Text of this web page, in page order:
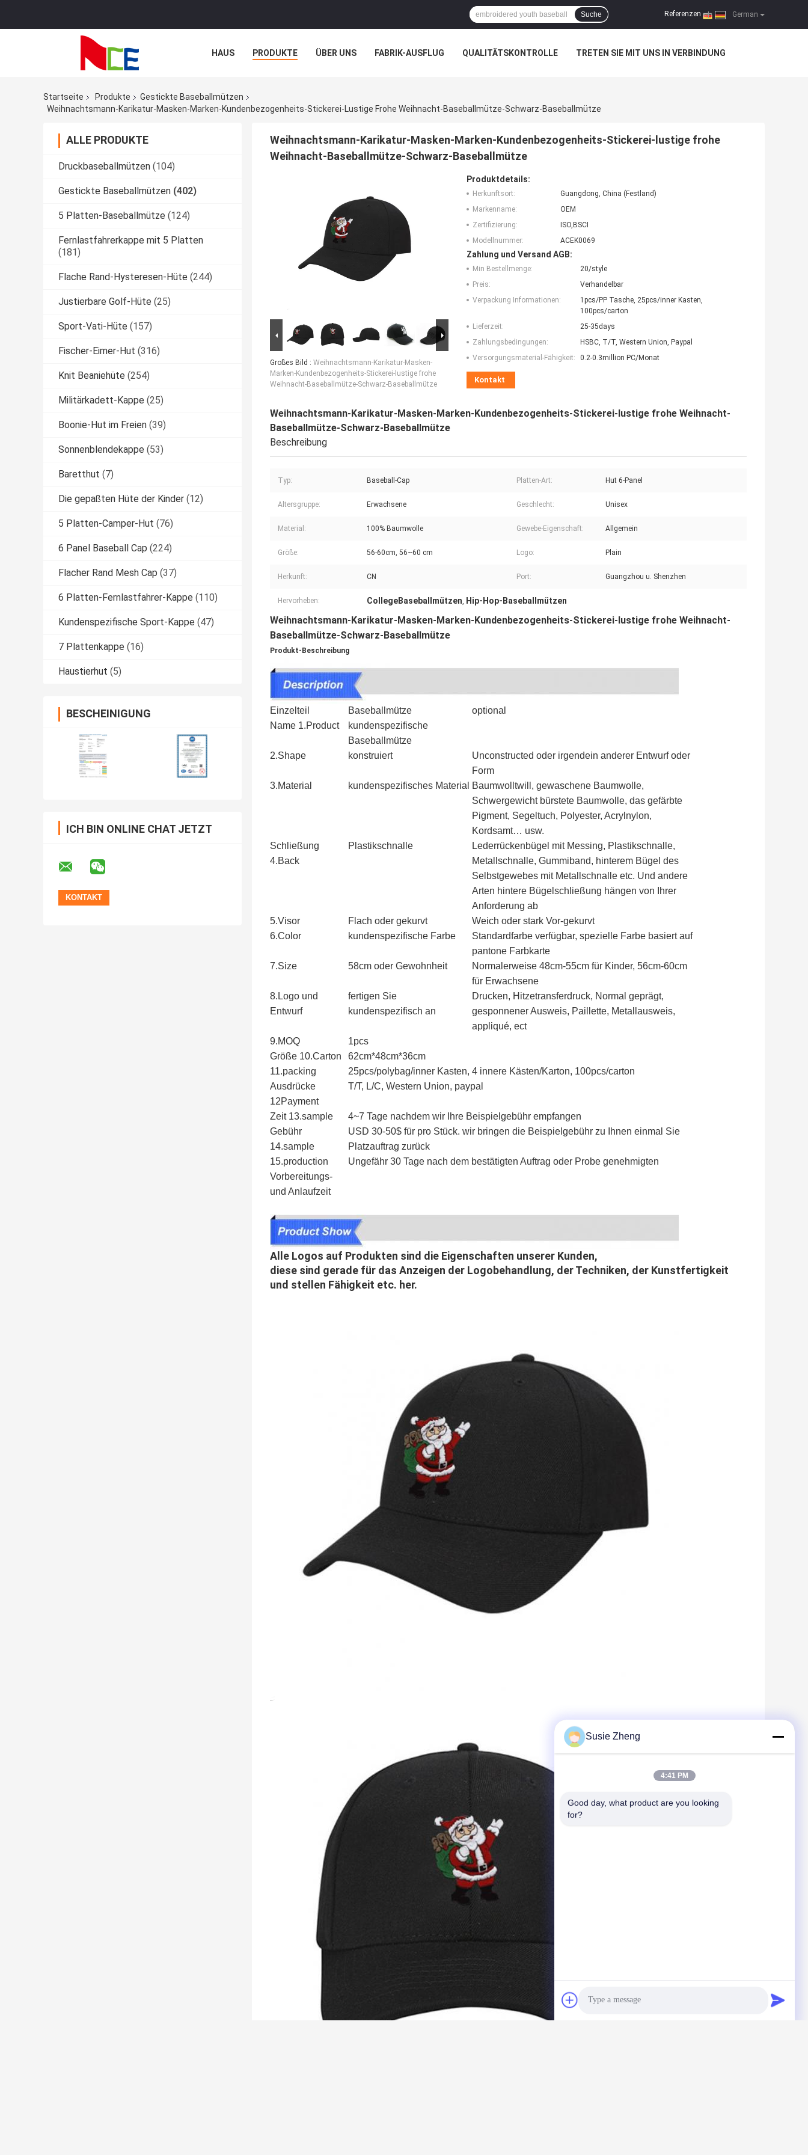
German
Referenzen |
Suche
HAUS PRODUKTE ÜBER UNS FABRIK-AUSFLUG QUALITÄTSKONTROLLE TRETEN SIE MIT UNS IN VERBINDUNG
Startseite
Produkte
Gestickte Baseballmützen
Weihnachtsmann-Karikatur-Masken-Marken-Kundenbezogenheits-Stickerei-Lustige Frohe Weihnacht-Baseballmütze-Schwarz-Baseballmütze
ALLE PRODUKTE
Druckbaseballmützen (104)
Gestickte Baseballmützen (402)
5 Platten-Baseballmütze (124)
Fernlastfahrerkappe mit 5 Platten
(181)
Flache Rand-Hysteresen-Hüte (244)
Justierbare Golf-Hüte (25)
Sport-Vati-Hüte (157)
Fischer-Eimer-Hut (316)
Knit Beaniehüte (254)
Militärkadett-Kappe (25)
Boonie-Hut im Freien (39)
Sonnenblendekappe (53)
Baretthut (7)
Die gepaßten Hüte der Kinder (12)
5 Platten-Camper-Hut (76)
6 Panel Baseball Cap (224)
Flacher Rand Mesh Cap (37)
6 Platten-Fernlastfahrer-Kappe (110)
Kundenspezifische Sport-Kappe (47)
7 Plattenkappe (16)
Haustierhut (5)
BESCHEINIGUNG
ICH BIN ONLINE CHAT JETZT
Weihnachtsmann-Karikatur-Masken-Marken-Kundenbezogenheits-Stickerei-lustige frohe
Weihnacht-Baseballmütze-Schwarz-Baseballmütze
Großes Bild : Weihnachtsmann-Karikatur-Masken-
Marken-Kundenbezogenheits-Stickerei-lustige frohe
Weihnacht-Baseballmütze-Schwarz-Baseballmütze
Produktdetails:
Herkunftsort:
Guangdong, China (Festland)
Markenname:
OEM
Zertifizierung:
ISO,BSCI
Modellnummer:
ACEK0069
Zahlung und Versand AGB:
Min Bestellmenge:
20/style
Preis:
Verhandelbar
Verpackung Informationen:
1pcs/PP Tasche, 25pcs/inner Kasten,
100pcs/carton
Lieferzeit:
25-35days
Zahlungsbedingungen:
HSBC, T/T, Western Union, Paypal
Versorgungsmaterial-Fähigkeit:
0.2-0.3million PC/Monat
Kontakt
Weihnachtsmann-Karikatur-Masken-Marken-Kundenbezogenheits-Stickerei-lustige frohe Weihnacht-
Baseballmütze-Schwarz-Baseballmütze
Beschreibung
Typ: Baseball-Cap Platten-Art: Hut 6-Panel
Altersgruppe: Erwachsene Geschlecht: Unisex
Material: 100% Baumwolle Gewebe-Eigenschaft: Allgemein
Größe: 56-60cm, 56~60 cm Logo: Plain
Herkunft: CN Port: Guangzhou u. Shenzhen
Hervorheben: CollegeBaseballmützen Hip-Hop-Baseballmützen
Weihnachtsmann-Karikatur-Masken-Marken-Kundenbezogenheits-Stickerei-lustige frohe Weihnacht-
Baseballmütze-Schwarz-Baseballmütze
Produkt-Beschreibung
Einzelteil Baseballmütze
optional
Name 1.Product
kundenspezifische
Baseballmütze
2.Shape
konstruiert
Unconstructed oder irgendein anderer Entwurf oder
Form
3.Material
kundenspezifisches Material
Baumwolltwill, gewaschene Baumwolle,
Schwergewicht bürstete Baumwolle, das gefärbte
Pigment, Segeltuch, Polyester, Acrylnylon,
Kordsamt… usw.
Schließung
4.Back
Plastikschnalle
Lederrückenbügel mit Messing, Plastikschnalle,
Metallschnalle, Gummiband, hinterem Bügel des
Selbstgewebes mit Metallschnalle etc. Und andere
Arten hintere Bügelschließung hängen von Ihrer
Anforderung ab
5.Visor
Flach oder gekurvt
Weich oder stark Vor-gekurvt
6.Color
kundenspezifische Farbe
Standardfarbe verfügbar, spezielle Farbe basiert auf
pantone Farbkarte
7.Size
58cm oder Gewohnheit
Normalerweise 48cm-55cm für Kinder, 56cm-60cm
für Erwachsene
8.Logo und
Entwurf
fertigen Sie
kundenspezifisch an
Drucken, Hitzetransferdruck, Normal geprägt,
gesponnener Ausweis, Paillette, Metallausweis,
appliqué, ect
9.MOQ
1pcs
Größe 10.Carton
62cm*48cm*36cm
11.packing
25pcs/polybag/inner Kasten, 4 innere Kästen/Karton, 100pcs/carton
Ausdrücke
12Payment
T/T, L/C, Western Union, paypal
Zeit 13.sample
4~7 Tage nachdem wir Ihre Beispielgebühr empfangen
Gebühr
14.sample
USD 30-50$ für pro Stück. wir bringen die Beispielgebühr zu Ihnen einmal Sie
Platzauftrag zurück
15.production
Vorbereitungs-
und Anlaufzeit
Ungefähr 30 Tage nach dem bestätigten Auftrag oder Probe genehmigten
Alle Logos auf Produkten sind die Eigenschaften unserer Kunden,
diese sind gerade für das Anzeigen der Logobehandlung, der Techniken, der Kunstfertigkeit
und stellen Fähigkeit etc. her.
Susie Zheng
4:41 PM
Good day, what product are you looking
for?